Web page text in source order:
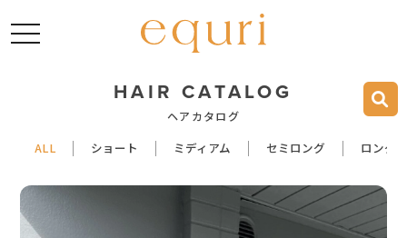
toggle navigation
HAIR CATALOG
ヘアカタログ
ALL ショート ミディアム セミロング ロング